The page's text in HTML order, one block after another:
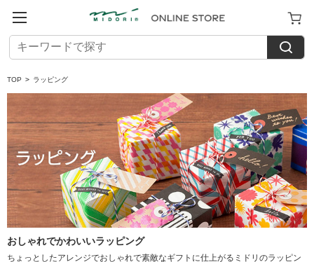
TOP > ラッピング
おしゃれでかわいいラッピング
ちょっとしたアレンジでおしゃれで素敵なギフトに仕上がるミドリのラッピン